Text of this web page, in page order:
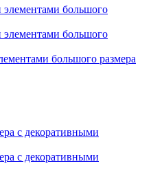
большого размера